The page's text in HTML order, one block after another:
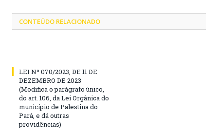
CONTEÚDO RELACIONADO
LEI Nº 070/2023, DE 11 DE
DEZEMBRO DE 2023
(Modifica o parágrafo único,
do art. 106, da Lei Orgânica do
município de Palestina do
Pará, e dá outras
providências)